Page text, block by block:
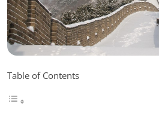
Table of Contents